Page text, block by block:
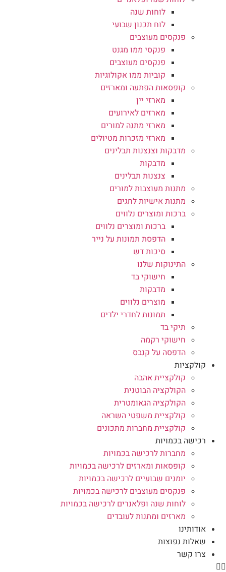
לוחות שנה
לוח תכנון שבועי
פנקסים מעוצבים
פנקסי ממו מגנט
פנקסים מעוצבים
קוביות ממו אקולוגיות
קופסאות הפתעה ומארזים
מארזי יין
מארזים לאירועים
מארזי מתנה למורים
מארזי מזכרות מטיולים
מדבקות וצנצנות תבלינים
מדבקות
צנצנות תבלינים
מתנות מעוצבות למורים
מתנות אישיות לחגים
ברכות ומוצרים נלווים
ברכות ומוצרים נלווים
הדפסת תמונות על נייר
סיכות דש
התינוקות שלנו
חישוקי בד
מדבקות
מוצרים נלווים
תמונות לחדרי ילדים
תיקי בד
חישוקי רקמה
הדפסה על קנבס
קולקציות
קולקציית אהבה
הקולקציה הבוטנית
הקולקציה הגאומטרית
קולקציית משפטי השראה
קולקציית מחברות מתכונים
רכישה בכמויות
מחברות לרכישה בכמויות
קופסאות ומארזים לרכישה בכמויות
יומנים שבועיים לרכישה בכמויות
פנקסים מעוצבים לרכישה בכמויות
לוחות שנה ופלאנרים לרכישה בכמויות
מארזים ומתנות לעובדים
אודותינו
שאלות נפוצות
צרו קשר